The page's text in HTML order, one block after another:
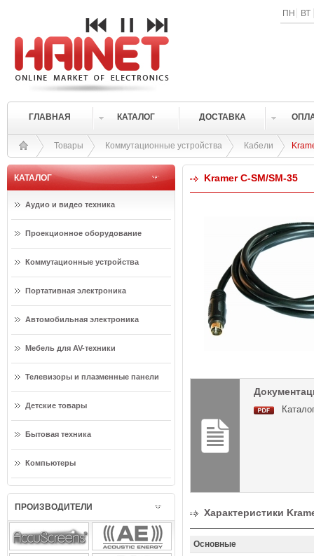
ПН ВТ
ГЛАВНАЯ КАТАЛОГ ДОСТАВКА
Товары Коммутационные устройства Кабели
КАТАЛОГ
Аудио и видео техника
Проекционное оборудование
Коммутационные устройства
Портативная электроника
Автомобильная электроника
Мебель для AV-техники
Телевизоры и плазменные панели
Детские товары
Бытовая техника
Компьютеры
ПРОИЗВОДИТЕЛИ
Kramer C-SM/SM-35
Характеристики
Основные